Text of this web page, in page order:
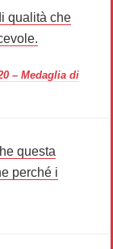
qualità che
– Medaglia di
questa
perché i